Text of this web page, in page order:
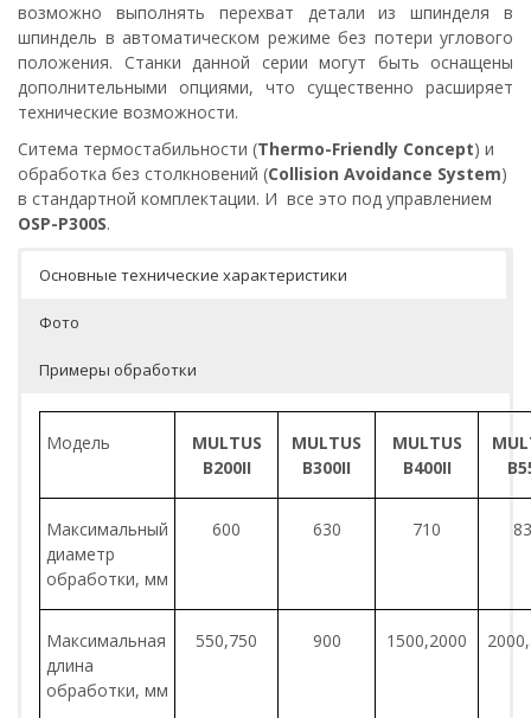
возможно выполнять перехват детали из шпинделя в
шпиндель в автоматическом режиме без потери углового
положения. Станки данной серии могут быть оснащены
дополнительными опциями, что существенно расширяет
технические возможности.
Ситема термостабильности (Thermo-Friendly Concept) и
обработка без столкновений (Collision Avoidance System)
в стандартной комплектации. И все это под управлением
OSP-P300S.
Основные технические характеристики
Фото
Примеры обработки
Модель
MULTUS
B200II
MULTUS
B300II
MULTUS
B400II
B
Максимальный
диаметр
обработки, мм
600 630 710
Максимальная
длина
обработки, мм
550,750 900 1500,2000